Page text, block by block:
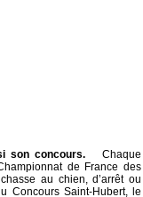
son concours.
Chaque
de France des
au chien, d’arrêt ou
Concours Saint-Hubert, le